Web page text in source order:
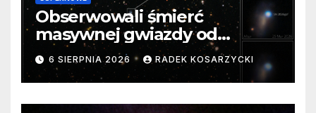
Obserwowali śmierć
masywnej gwiazdy od
samego początku. Niezwykle
cenne dane
6 SIERPNIA 2026 RADEK KOSARZYCKI